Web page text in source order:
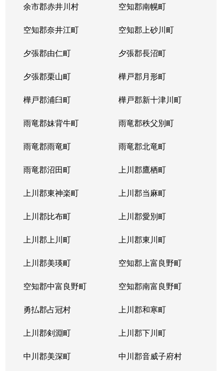
余市郡赤井川村 空知郡南幌町
空知郡奈井江町 空知郡上砂川町
夕張郡由仁町 夕張郡長沼町
夕張郡栗山町 樺戸郡月形町
樺戸郡浦臼町 樺戸郡新十津川町
雨竜郡妹背牛町 雨竜郡秩父別町
雨竜郡雨竜町 雨竜郡北竜町
雨竜郡沼田町 上川郡鷹栖町
上川郡東神楽町 上川郡当麻町
上川郡比布町 上川郡愛別町
上川郡上川町 上川郡東川町
上川郡美瑛町 空知郡上富良野町
空知郡中富良野町 空知郡南富良野町
勇払郡占冠村 上川郡和寒町
上川郡剣淵町 上川郡下川町
中川郡美深町 中川郡音威子府村